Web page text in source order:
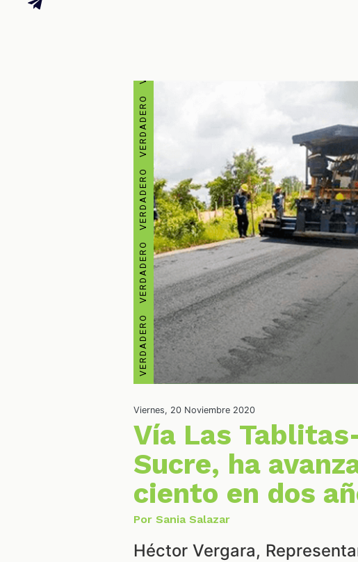
Viernes, 20 Noviembre 2020
Vía Las
Sucre, ha
ciento en dos
Por Sania Salazar
Héctor Vergara,